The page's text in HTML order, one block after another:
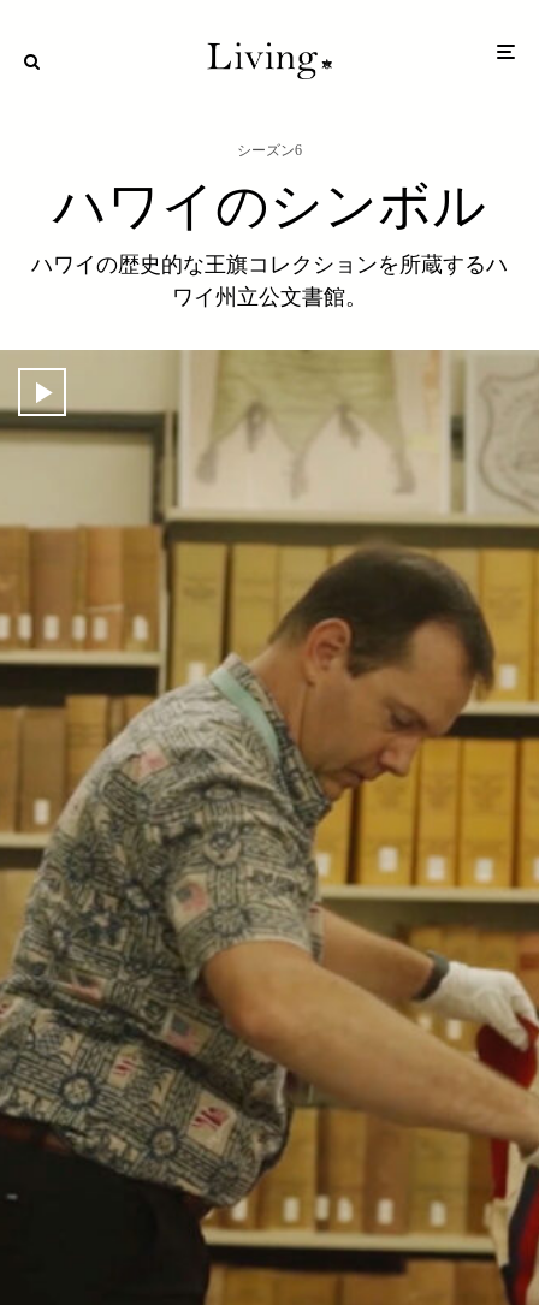
シーズン6
ハワイのシンボル
ハワイの歴史的な王旗コレクションを所蔵するハ
ワイ州立公文書館。